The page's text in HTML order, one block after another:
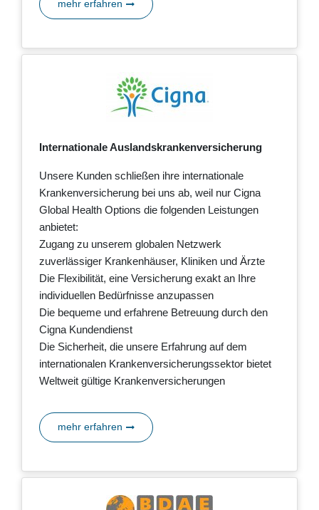
mehr erfahren
Internationale Auslandskrankenversicherung
Unsere Kunden schließen ihre internationale
Krankenversicherung bei uns ab, weil nur Cigna
Global Health Options die folgenden Leistungen
anbietet:
Zugang zu unserem globalen Netzwerk
zuverlässiger Krankenhäuser, Kliniken und Ärzte
Die Flexibilität, eine Versicherung exakt an Ihre
individuellen Bedürfnisse anzupassen
Die bequeme und erfahrene Betreuung durch den
Cigna Kundendienst
Die Sicherheit, die unsere Erfahrung auf dem
internationalen Krankenversicherungssektor bietet
Weltweit gültige Krankenversicherungen
mehr erfahren